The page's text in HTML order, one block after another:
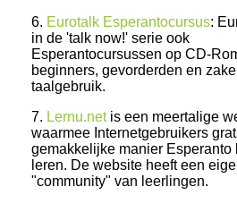
6. Eurotalk Esperantocursus:
in de 'talk now!' serie ook
Esperantocursussen op CD-
beginners, gevorderden en
taalgebruik.
7. Lernu.netis een meertalige
waarmee Internetgebruikers
gemakkelijke manier Esperanto
leren. De website heeft een
"community" van leerlingen.